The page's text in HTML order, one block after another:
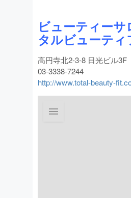
ビューティー
タルビューティ
高円寺北2-3-8 日光ビル3F
03-3338-7244
http://www.total-beauty-